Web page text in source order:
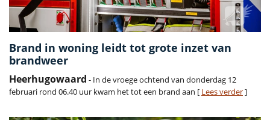
Brand in woning leidt tot grote inzet van
brandweer
Heerhugowaard - In de vroege ochtend van donderdag 12
februari rond 06.40 uur kwam het tot een brand aan [ Lees verder]